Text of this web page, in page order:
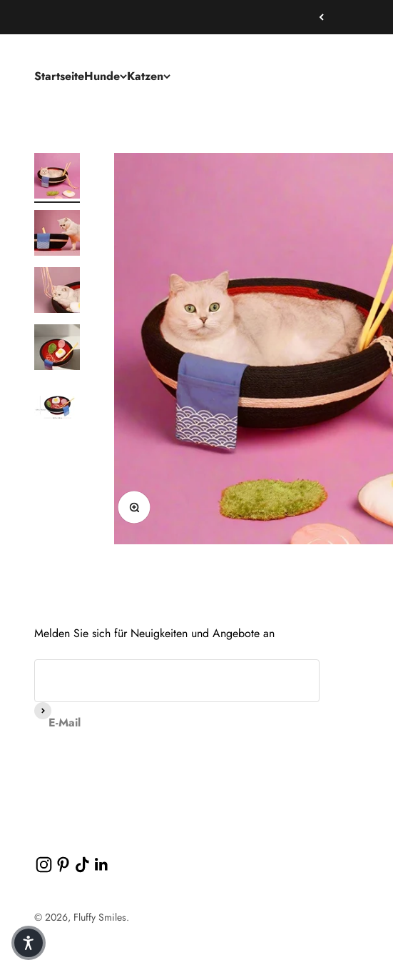
StartseiteHunde Katzen
Bild vergrößern
Melden Sie sich für Neuigkeiten und Angebote an
E-Mail
Abonnieren
© 2026, Fluffy Smiles.